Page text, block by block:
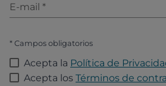
E-mail *
* Campos obligatorios
Acepta la Política de
Acepta los Términos de